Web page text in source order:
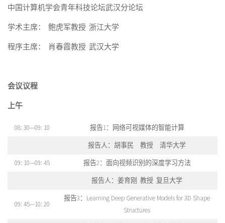
中国计算机学会青年科技论坛武汉分论坛
学术主席： 鲍虎军教授 浙江大学
程序主席： 肖春霞教授 武汉大学
会议议程
上午
08: 30—09: 10 报告1：网络可视媒体的智能计算
报告人：胡事民 教授 清华大学
09: 10—09: 45 报告2：面向视频识别的深度学习方法
报告人：姜育刚 教授 复旦大学
09: 45—10: 20
报告3：Learning Deep Generative Models for 3D Shape
Structures